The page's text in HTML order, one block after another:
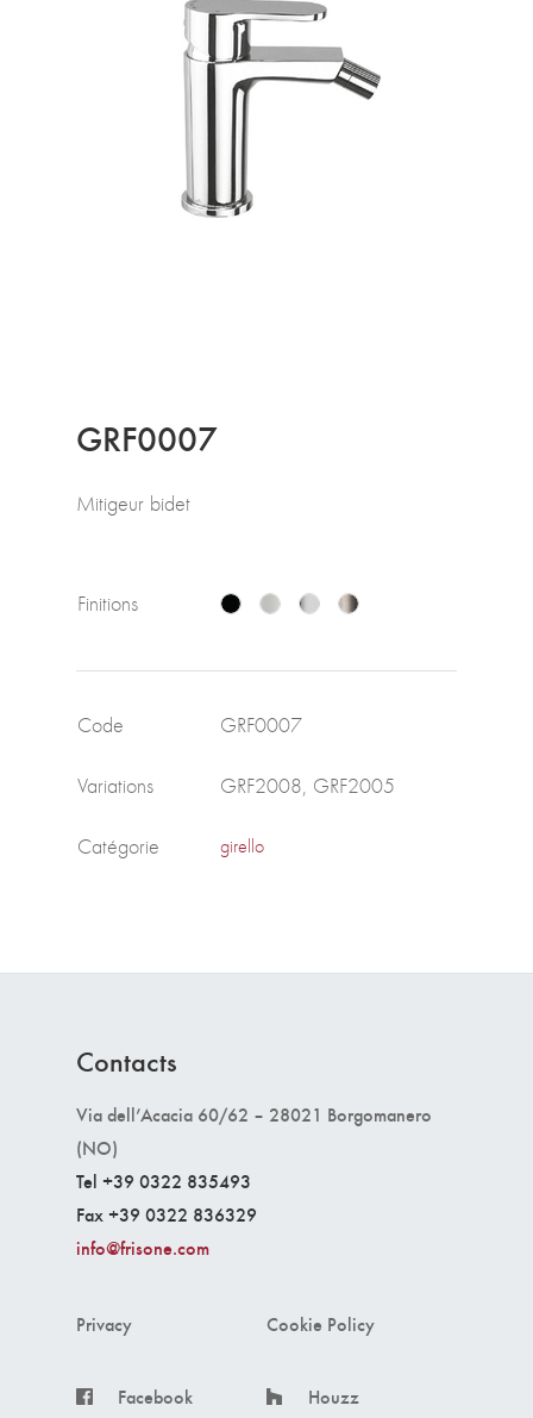
GRF0007
Mitigeur bidet
Finitions
Code GRF0007
Variations GRF2008, GRF2005
Catégorie girello
Contacts
Via dell’Acacia 60/62 – 28021 Borgomanero
(NO)
Tel +39 0322 835493
Fax +39 0322 836329
info@frisone.com
Privacy Cookie Policy
Facebook Houzz